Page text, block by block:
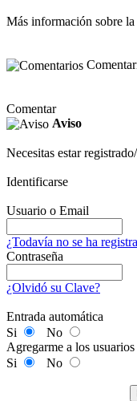
Más información sobre la
Comentar
Aviso
Necesitas estar
Identificarse
Usuario o Email
¿Todavía no se ha
Contraseña
¿Olvidó su Clave?
Entrada automática
Si
No
Agregarme a los
Si
No